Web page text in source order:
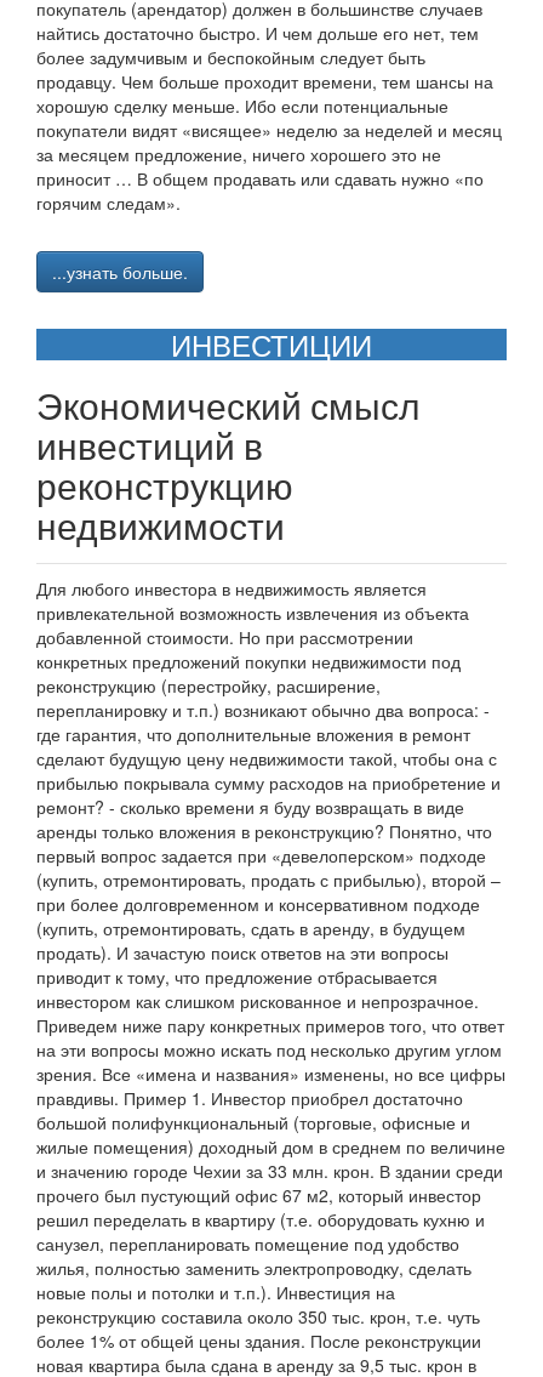
покупатель (арендатор) должен в большинстве случаев
найтись достаточно быстро. И чем дольше его нет, тем
более задумчивым и беспокойным следует быть
продавцу. Чем больше проходит времени, тем шансы на
хорошую сделку меньше. Ибо если потенциальные
покупатели видят «висящее» неделю за неделей и месяц
за месяцем предложение, ничего хорошего это не
приносит … В общем продавать или сдавать нужно «по
горячим следам».
...узнать больше.
ИНВЕСТИЦИИ
Экономический смысл
инвестиций в
реконструкцию
недвижимости
Для любого инвестора в недвижимость является
привлекательной возможность извлечения из объекта
добавленной стоимости. Но при рассмотрении
конкретных предложений покупки недвижимости под
реконструкцию (перестройку, расширение,
перепланировку и т.п.) возникают обычно два вопроса: -
где гарантия, что дополнительные вложения в ремонт
сделают будущую цену недвижимости такой, чтобы она с
прибылью покрывала сумму расходов на приобретение и
ремонт? - сколько времени я буду возвращать в виде
аренды только вложения в реконструкцию? Понятно, что
первый вопрос задается при «девелоперском» подходе
(купить, отремонтировать, продать с прибылью), второй –
при более долговременном и консервативном подходе
(купить, отремонтировать, сдать в аренду, в будущем
продать). И зачастую поиск ответов на эти вопросы
приводит к тому, что предложение отбрасывается
инвестором как слишком рискованное и непрозрачное.
Приведем ниже пару конкретных примеров того, что ответ
на эти вопросы можно искать под несколько другим углом
зрения. Все «имена и названия» изменены, но все цифры
правдивы. Пример 1. Инвестор приобрел достаточно
большой полифункциональный (торговые, офисные и
жилые помещения) доходный дом в среднем по величине
и значению городе Чехии за 33 млн. крон. В здании среди
прочего был пустующий офис 67 м2, который инвестор
решил переделать в квартиру (т.е. оборудовать кухню и
санузел, перепланировать помещение под удобство
жилья, полностью заменить электропроводку, сделать
новые полы и потолки и т.п.). Инвестиция на
реконструкцию составила около 350 тыс. крон, т.е. чуть
более 1% от общей цены здания. После реконструкции
новая квартира была сдана в аренду за 9,5 тыс. крон в